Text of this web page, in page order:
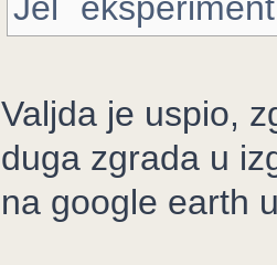
Valjda je uspio,
duga zgrada u
na google earth